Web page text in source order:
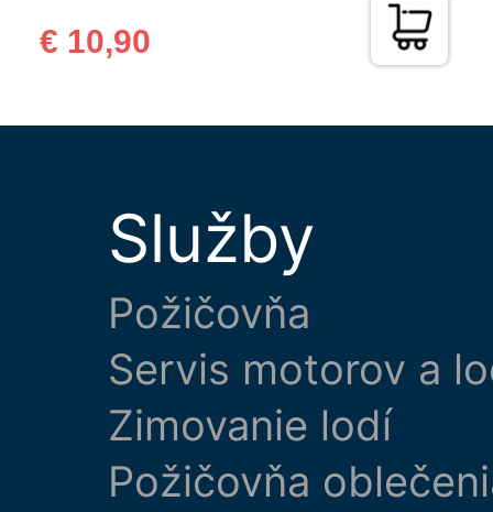
€ 10,90
Služby
Požičovňa
Servis motorov a
Zimovanie lodí
Požičovňa